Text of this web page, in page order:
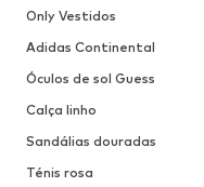
Only Vestidos
Adidas Continental
Óculos de sol Guess
Calça linho
Sandálias douradas
Ténis rosa